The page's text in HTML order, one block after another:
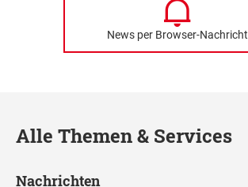
News per Browser-Nachricht
Alle Themen & Services
Nachrichten